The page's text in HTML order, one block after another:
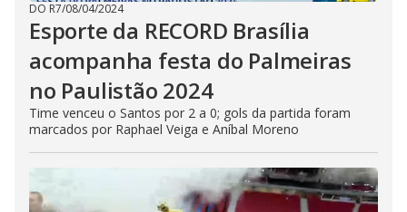
DO R7/08/04/2024
Esporte da RECORD Brasília
acompanha festa do Palmeiras
no Paulistão 2024
Time venceu o Santos por 2 a 0; gols da partida foram
marcados por Raphael Veiga e Aníbal Moreno